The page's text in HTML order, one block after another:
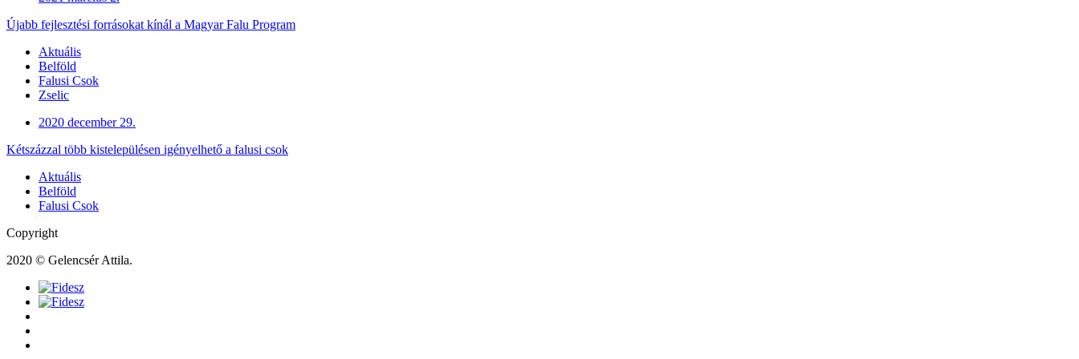
Újabb fejlesztési forrásokat kínál a Magyar Falu Program
Aktuális
Belföld
Falusi Csok
Zselic
2020 december 29.
Kétszázzal több kistelepülésen igényelhető a falusi csok
Aktuális
Belföld
Falusi Csok
Copyright
2020 © Gelencsér Attila.